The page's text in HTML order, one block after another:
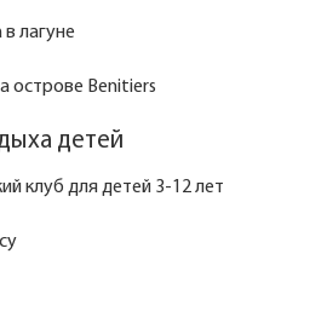
лагуне
острове Benitiers
детей
клуб для детей 3-12 лет